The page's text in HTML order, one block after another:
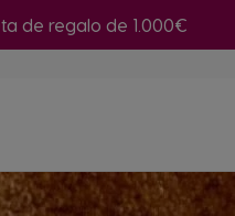
de regalo de 1.000€